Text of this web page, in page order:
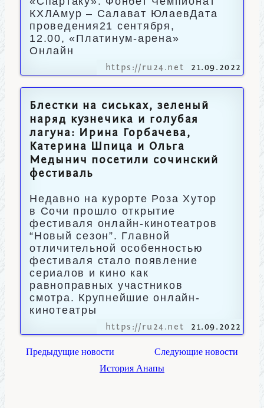
КХЛАмур – Салават ЮлаевДата
проведения21 сентября,
12.00, «Платинум-арена»
Онлайн
https://ru24.net 21.09.2022
Блестки на сиськах, зеленый
наряд кузнечика и голубая
лагуна: Ирина Горбачева,
Катерина Шпица и Ольга
Медынич посетили сочинский
фестиваль
Недавно на курорте Роза Хутор
в Сочи прошло открытие
фестиваля онлайн-кинотеатров
“Новый сезон”. Главной
отличительной особенностью
фестиваля стало появление
сериалов и кино как
равноправных участников
смотра. Крупнейшие онлайн-
кинотеатры
https://ru24.net 21.09.2022
Предыдущие новости
Следующие новости
История Анапы